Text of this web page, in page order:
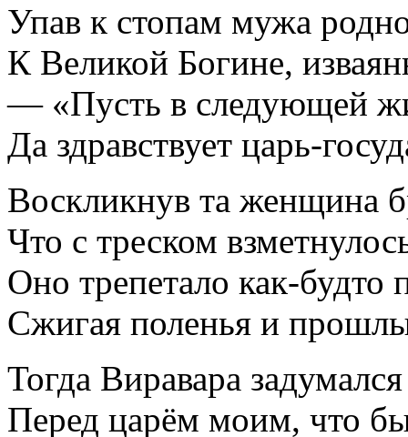
Упав к стопам мужа
К Великой Богине,
— «Пусть в следующей
Да здравствует царь-
Воскликнув та женщина
Что с треском
Оно трепетало как-будто
Сжигая поленья и
Тогда Виравара
Перед царём моим, что